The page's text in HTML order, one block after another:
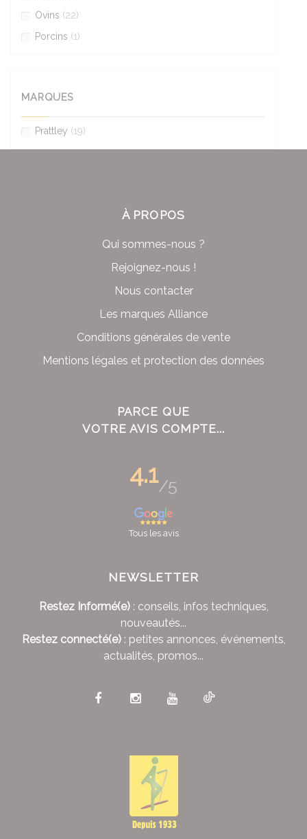
Ovins (22)
Porcins (1)
MARQUES
Prattley (19)
À PROPOS
Qui sommes-nous ?
Rejoignez-nous !
Nous contacter
Les marques Alliance
Conditions générales de vente
Mentions légales et protection des données
PARCE QUE
VOTRE AVIS COMPTE...
4.1/5
Tous les avis
NEWSLETTER
Restez Informé(e): conseils, infos techniques,
nouveautés...
Restez connecté(e): petites annonces, événements,
actualités, promos...